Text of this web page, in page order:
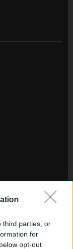
third parties, or
for
opt-out